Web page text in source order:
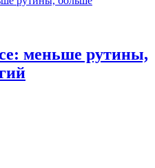
меньше рутины,